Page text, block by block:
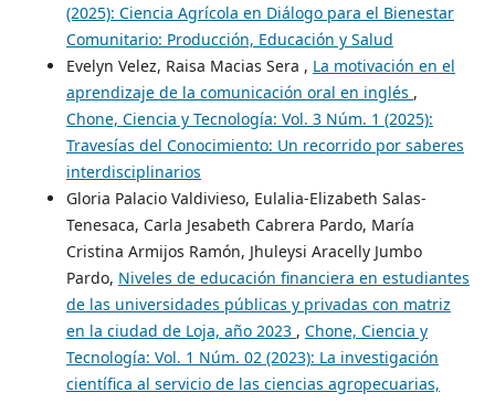
(2025): Ciencia Agrícola en Diálogo para el Bienestar
Comunitario: Producción, Educación y Salud
Evelyn Velez, Raisa Macias Sera , La motivación en el
aprendizaje de la comunicación oral en inglés ,
Chone, Ciencia y Tecnología: Vol. 3 Núm. 1 (2025):
Travesías del Conocimiento: Un recorrido por saberes
interdisciplinarios
Gloria Palacio Valdivieso, Eulalia-Elizabeth Salas-
Tenesaca, Carla Jesabeth Cabrera Pardo, María
Cristina Armijos Ramón, Jhuleysi Aracelly Jumbo
Pardo, Niveles de educación financiera en estudiantes
de las universidades públicas y privadas con matriz
en la ciudad de Loja, año 2023 , Chone, Ciencia y
Tecnología: Vol. 1 Núm. 02 (2023): La investigación
científica al servicio de las ciencias agropecuarias,